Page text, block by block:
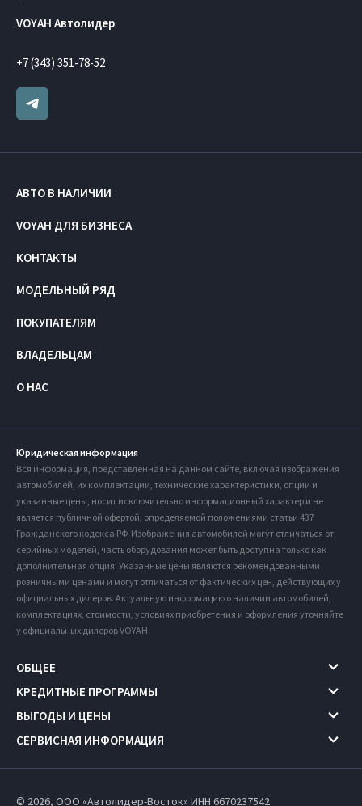
VOYAH Автолидер
+7 (343) 351-78-52
АВТО В НАЛИЧИИ
VOYAH ДЛЯ БИЗНЕСА
КОНТАКТЫ
МОДЕЛЬНЫЙ РЯД
ПОКУПАТЕЛЯМ
ВЛАДЕЛЬЦАМ
О НАС
Юридическая информация
Вся информация, представленная на данном сайте, включая изображения
автомобилей, их комплектации, технические характеристики, опции и
указанные цены, носит исключительно информационный характер и не
является публичной офертой, определяемой положениями статьи 437
Гражданского кодекса РФ. Изображения автомобилей могут отличаться от
серийных моделей, часть оборудования может быть доступна только как
дополнительная опция. Указанные цены являются рекомендованными
розничными ценами и могут отличаться от фактических цен, действующих у
официальных дилеров. Актуальную информацию о наличии автомобилей,
комплектациях, стоимости, условиях приобретения и оформления уточняйте
у официальных дилеров VOYAH.
ОБЩЕЕ
КРЕДИТНЫЕ ПРОГРАММЫ
ВЫГОДЫ И ЦЕНЫ
СЕРВИСНАЯ ИНФОРМАЦИЯ
© 2026, ООО «Автолидер-Восток» ИНН 6670237542